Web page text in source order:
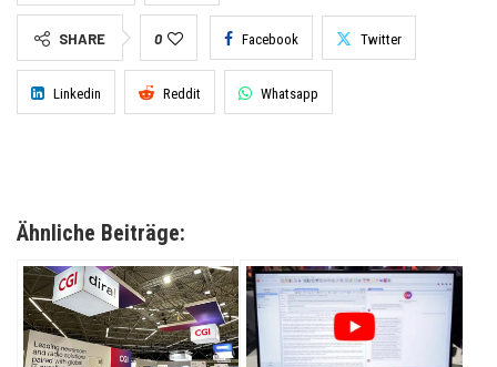
SHARE 0 Facebook Twitter
Linkedin Reddit Whatsapp
Ähnliche Beiträge: